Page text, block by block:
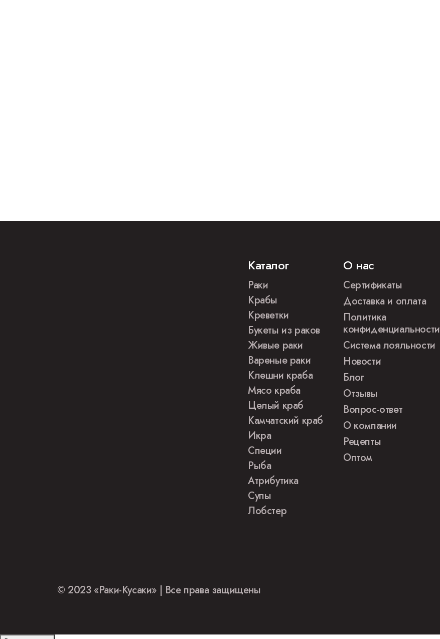
Каталог
Раки
Крабы
Креветки
Букеты из раков
Живые раки
Вареные раки
Клешни краба
Мясо краба
Целый краб
Камчатский краб
Икра
Специи
Рыба
Атрибутика
Супы
Лобстер
О нас
Сертификаты
Доставка и оплата
Политика
конфиденциальности
Система лояльности
Новости
Блог
Отзывы
Вопрос-ответ
О компании
Рецепты
Оптом
© 2023 «Раки-Кусаки» | Все права защищены